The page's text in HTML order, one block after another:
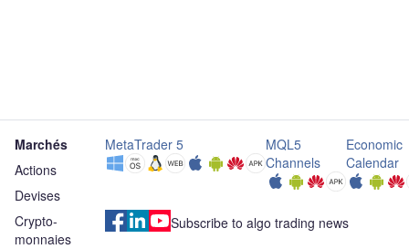
Marchés
Actions
Devises
Crypto-
monnaies
MetaTrader 5
MQL5
Channels
Economic
Calendar
Subscribe to algo trading news